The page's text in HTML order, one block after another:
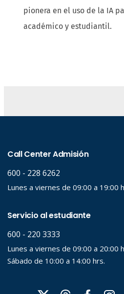
pionera en el uso de la IA
académico y estudiantil.